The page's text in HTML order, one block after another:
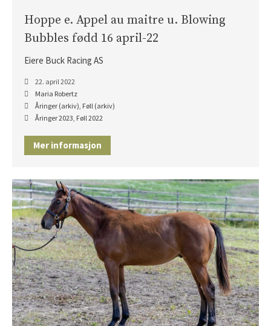
Hoppe e. Appel au maitre u. Blowing
Bubbles fødd 16 april-22
Eiere Buck Racing AS
22. april 2022
Maria Robertz
Åringer (arkiv), Føll (arkiv)
Åringer 2023, Føll 2022
Mer informasjon